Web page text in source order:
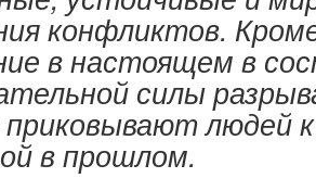
конфликтов.
в настоящем в
силы
людей
в прошлом.